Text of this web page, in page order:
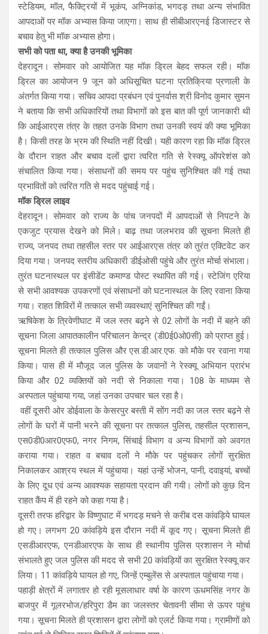
स्टेडियम, मॉल, फैक्ट्रियों में भूकंप, अग्निकांड, भगदड़ तथा अन्य संभावित
आपदाओं पर मॉक अभ्यास किया जाएगा। साथ ही सीबीआरएनई डिजास्टर से
बचाव हेतु भी मॉक अभ्यास होगा।
सभी को पता था, क्या है उनकी भूमिका
देहरादून। सोमवार को आयोजित यह मॉक ड्रिल बेहद सफल रही। मॉक
ड्रिल का आयोजन 9 जून को अधिसूचित घटना प्रतिक्रिया प्रणाली के
अंतर्गत किया गया। सचिव आपदा प्रबंधन एवं पुनर्वास श्री विनोद कुमार सुमन
ने बताया कि सभी अधिकारियों तथा विभागों को इस बात की पूर्ण जानकारी थी
कि आईआरएस तंत्र के तहत उनके विभाग तथा उनकी स्वयं की क्या भूमिका
है। किसी तरह के भ्रम की स्थिति नहीं दिखी। यही कारण रहा कि मॉक ड्रिल
के दौरान राहत और बचाव दलों द्वारा त्वरित गति से रेस्क्यू ऑपरेशंस को
संचालित किया गया। संसाधनों की समय पर पहुंच सुनिश्चित की गई तथा
प्रभावितों को त्वरित गति से मदद पहुंचाई गई।
मॉक ड्रिल लाइव
देहरादून। सोमवार को राज्य के पांच जनपदों में आपदाओं से निपटने के
एकजुट प्रयास देखने को मिले। बाढ़ तथा जलभराव की सूचना मिलते ही
राज्य, जनपद तथा तहसील स्तर पर आईआरएस तंत्र को तुरंत एक्टिवेट कर
दिया गया। जनपद स्तरीय अधिकारी डीईओसी पहुंचे और तुरंत मोर्चा संभाला।
तुरंत घटनास्थल पर इंसीडेंट कमाण्ड पोस्ट स्थापित की गई। स्टेजिंग एरिया
से सभी आवश्यक उपकरणों एवं संसाधनों को घटनास्थल के लिए रवाना किया
गया। राहत शिविरों में तत्काल सभी व्यवस्थाएं सुनिश्चित की गईं।
ऋषिकेश के त्रिवेणीघाट में जल स्तर बढ़ने से 02 लोगों के नदी में बहने की
सूचना जिला आपातकालीन परिचालन केन्द्र (डी0ई0ओ0सी) को प्राप्त हुई।
सूचना मिलते ही तत्काल पुलिस और एस.डी.आर.एफ. को मौके पर रवाना गया
किया। पास ही में मौजूद जल पुलिस के जवानों ने रेस्क्यू अभियान प्रारंभ
किया और 02 व्यक्तियों को नदी से निकाला गया। 108 के माध्यम से
अस्पताल पहुंचाया गया, जहां उनका उपचार चल रहा है।
वहीं दूसरी ओर डोईवाला के केसरपुर बस्ती में सोंग नदी का जल स्तर बढ़ने से
लोगों के घरों में पानी भरने की सूचना पर तत्काल पुलिस, तहसील प्रशासन,
एस0डी0आर0एफ0, नगर निगम, सिंचाई विभाग व अन्य विभागों को अवगत
कराया गया। राहत व बचाव दलों ने मौके पर पहुंचकर लोगों सुरक्षित
निकालकर आश्रय स्थल में पहुंचाया। यहां उन्हें भोजन, पानी, दवाइयां, बच्चों
के लिए दूध एवं अन्य आवश्यक सहायता प्रदान की गयी। लोगों को कुछ दिन
राहत कैंप में ही रहने को कहा गया है।
दूसरी तरफ हरिद्वार के विष्णुघाट में भगदड़ मचने से करीब दस कांवड़िये घायल
हो गए। लगभग 20 कांवड़िये इस दौरान नदी में कूद गए। सूचना मिलते ही
एसडीआरएफ, एनडीआरएफ के साथ ही स्थानीय पुलिस प्रशासन ने मोर्चा
संभालते हुए जल पुलिस की मदद से सभी 20 कांवड़ियों का सुरक्षित रेस्क्यू कर
लिया। 11 कांवड़िये घायल हो गए, जिन्हें एम्बुलेंस से अस्पताल पहुंचाया गया।
पहाड़ी क्षेत्रों में लगातार हो रही मूसलाधार वर्षा के कारण ऊधमसिंह नगर के
बाजपुर में गूलरभोज/हरिपुरा डैम का जलस्तर चेतावनी सीमा से ऊपर पहुंच
गया। सूचना मिलते ही प्रशासन द्वारा लोगों को एलर्ट किया गया। ग्रामीणों को